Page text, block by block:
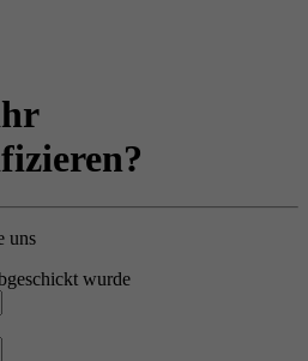
uns
wurde